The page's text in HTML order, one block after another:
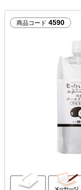
商品コード 4590
ご自宅向